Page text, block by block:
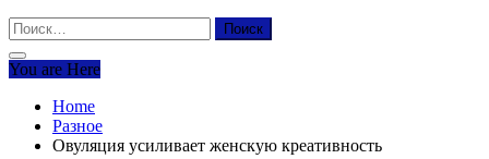
Найти:
You are Here
Home
Разное
Овуляция усиливает женскую креативность